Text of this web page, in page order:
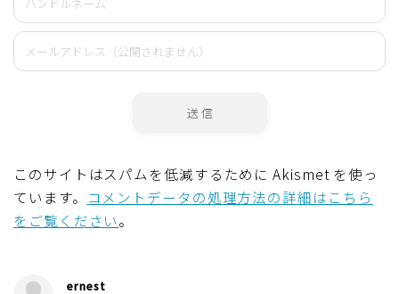
このサイトはスパムを低減するために Akismet を使っ
ています。 コメントデータの処理方法の詳細はこちら
をご覧ください。
ernest